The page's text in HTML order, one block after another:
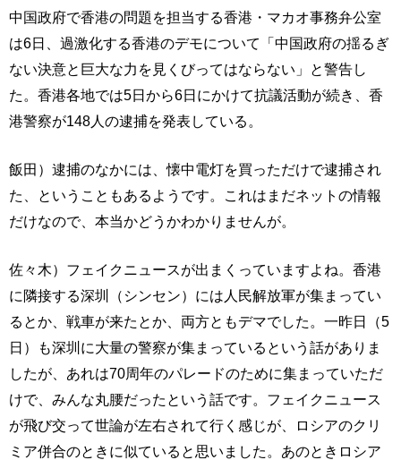
中国政府で香港の問題を担当する香港・マカオ事務弁公室
は6日、過激化する香港のデモについて「中国政府の揺るぎ
ない決意と巨大な力を見くびってはならない」と警告し
た。香港各地では5日から6日にかけて抗議活動が続き、香
港警察が148人の逮捕を発表している。
飯田）逮捕のなかには、懐中電灯を買っただけで逮捕され
た、ということもあるようです。これはまだネットの情報
だけなので、本当かどうかわかりませんが。
佐々木）フェイクニュースが出まくっていますよね。香港
に隣接する深圳（シンセン）には人民解放軍が集まってい
るとか、戦車が来たとか、両方ともデマでした。一昨日（5
日）も深圳に大量の警察が集まっているという話がありま
したが、あれは70周年のパレードのために集まっていただ
けで、みんな丸腰だったという話です。フェイクニュース
が飛び交って世論が左右されて行く感じが、ロシアのクリ
ミア併合のときに似ていると思いました。あのときロシア